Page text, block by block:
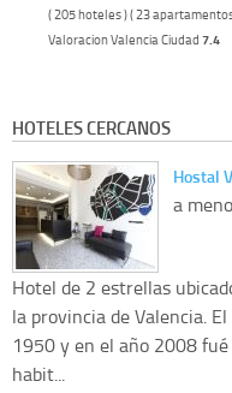
( 205 hoteles ) ( 23
Valoracion Valencia Ciudad 7.4
HOTELES CERCANOS
Hostal
a
Hotel de 2 estrellas
la provincia de Valencia.
1950 y en el año 2008
habit...